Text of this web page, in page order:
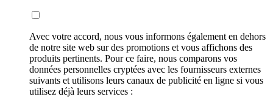
Avec votre accord, nous vous informons également en dehors
de notre site web sur des promotions et vous affichons des
produits pertinents. Pour ce faire, nous comparons vos
données personnelles cryptées avec les fournisseurs externes
suivants et utilisons leurs canaux de publicité en ligne si vous
utilisez déjà leurs services :